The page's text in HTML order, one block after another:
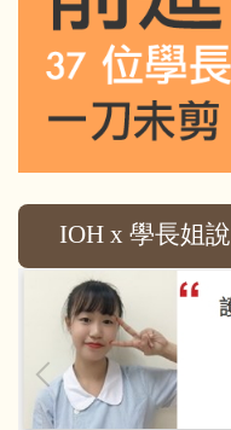
IOH x 學長姐說